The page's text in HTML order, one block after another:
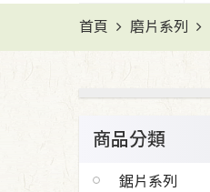
首頁 磨片系列
商品分類
鋸片系列